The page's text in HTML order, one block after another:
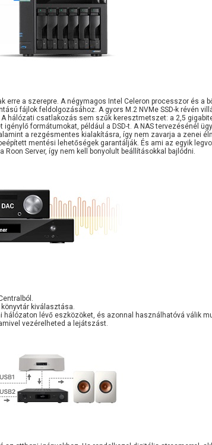
erre a szerepre. A négymagos Intel Celeron processzor és a
fájlok feldolgozásához. A gyors M.2 NVMe SSD-k révén
hálózati csatlakozás sem szűk keresztmetszet: a 2,5
formátumokat, például a DSD-t. A NAS tervezésénél
a rezgésmentes kialakításra, így nem zavarja a zenei
mentési lehetőségek garantálják. És ami az egyik
Server, így nem kell bonyolult beállításokkal bajlódni.
kiválasztása.
hálózaton lévő eszközöket, és azonnal használhatóvá válik
vezérelheted a lejátszást.